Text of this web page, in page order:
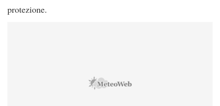
protezione.